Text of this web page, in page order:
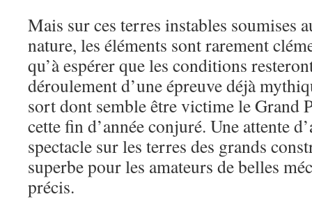
Mais sur ces terres instables soumises
nature, les éléments sont rarement
qu’à espérer que les conditions
déroulement d’une épreuve déjà
sort dont semble être victime le Grand
cette fin d’année conjuré. Une attente
spectacle sur les terres des grands
superbe pour les amateurs de belles
précis.